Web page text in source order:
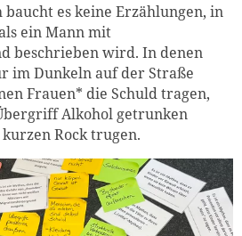
es keine Erzählungen, in
ein Mann mit
beschrieben wird. In denen
im Dunkeln auf der Straße
Frauen* die Schuld tragen,
Alkohol getrunken
Rock trugen.